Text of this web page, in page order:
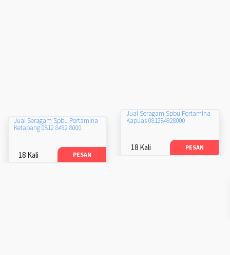
Jual Seragam Spbu Pertamina
Kapuas 081284928000
18 Kali PESAN
Jual Seragam Spbu Pertamina
Ketapang 0812 8492 8000
18 Kali PESAN